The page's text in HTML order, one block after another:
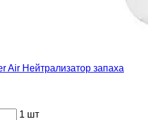
Air Нейтрализатор запаха
1 шт